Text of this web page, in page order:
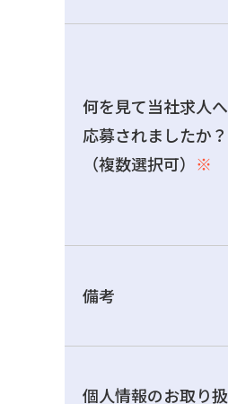
何を見て当社求人へ
応募されましたか？
（複数選択可） ※
備考
個人情報のお取り扱